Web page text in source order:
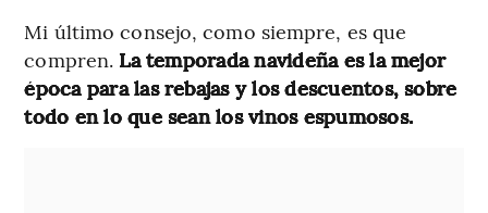
Mi último consejo, como siempre, es que
compren. La temporada navideña es la mejor
época para las rebajas y los descuentos, sobre
todo en lo que sean los vinos espumosos.